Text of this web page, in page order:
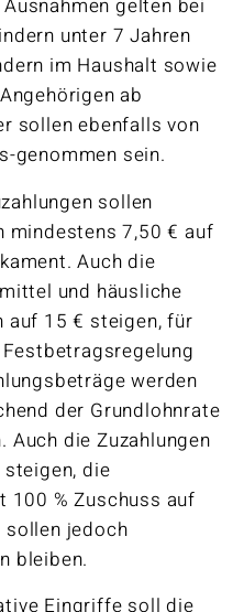
gelten bei
unter 7 Jahren
im Haushalt sowie
ab
sollen ebenfalls von
genommen sein.
sollen
mindestens 7,50 € auf
Auch die
und häusliche
auf 15 € steigen, für
werden
der Grundlohnrate
die Zuzahlungen
die
% Zuschuss auf
sollen jedoch
bleiben.
Eingriffe soll die